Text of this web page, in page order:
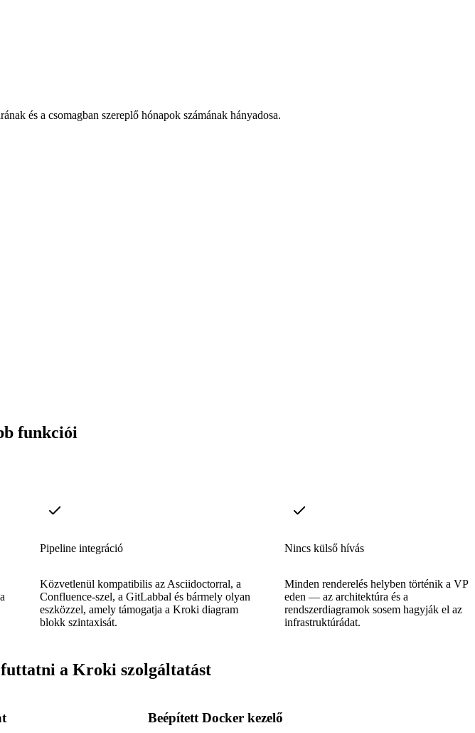
és a csomagban szereplő hónapok számának hányadosa.
funkciói
Pipeline integráció
Közvetlenül kompatibilis az Asciidoctorral, a
Confluence-szel, a GitLabbal és bármely olyan
eszközzel, amely támogatja a Kroki diagram
blokk szintaxisát.
Nincs külső hívás
Minden renderelés helyben történik a
eden — az architektúra és a
rendszerdiagramok sosem hagyják el az
infrastruktúrádat.
a Kroki szolgáltatást
Beépített Docker kezelő